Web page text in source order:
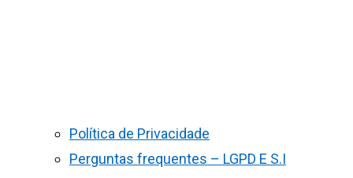
Política de Privacidade
Perguntas frequentes – LGPD E S.I